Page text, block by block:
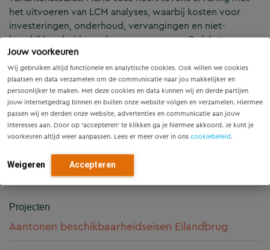
Jouw voorkeuren
Wij gebruiken altijd functionele en analytische cookies. Ook willen we cookies
plaatsen en data verzamelen om de communicatie naar jou makkelijker en
persoonlijker te maken. Met deze cookies en data kunnen wij en derde partijen
jouw internetgedrag binnen en buiten onze website volgen en verzamelen. Hiermee
passen wij en derden onze website, advertenties en communicatie aan jouw
interesses aan. Door op ‘accepteren’ te klikken ga je hiermee akkoord. Je kunt je
voorkeuren altijd weer aanpassen. Lees er meer over in ons cookiebeleid.
Weigeren Accepteren
het uitvoeren van LCM analyses, waarbij kosten voor
investeringen, onderhoud, vervangingen en niet-
beschikbaarheid worden meegenomen. Ook het
uitvoeren van risicoanalyses overwegveiligheid voor
openbare overwegen of loop- en overpaden op
opstelterreinen volgens de procedure ‘Risicoanalyse en
risicocompensatie overwegveiligheid bij wijzigingen’
van ProRail (PRC00200) kan aan haar toevertrouwd
worden.
Kennisgebieden
Veiligheidsmanagement en RAMS
Projecten
Aantonen beschikbaarheidseisen Eilandbrug